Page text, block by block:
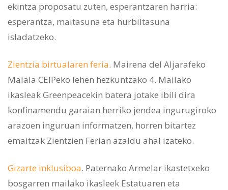
ekintza proposatu zuten, esperantzaren harria:
esperantza, maitasuna eta hurbiltasuna
isladatzeko.
Zientzia birtualaren feria. Mairena del Aljarafeko
Malala CEIPeko lehen hezkuntzako 4. Mailako
ikasleak Greenpeacekin batera jotake ibili dira
konfinamendu garaian herriko jendea ingurugiroko
arazoen inguruan informatzen, horren bitartez
emaitzak Zientzien Ferian azaldu ahal izateko.
Gizarte inklusiboa. Paternako Armelar ikastetxeko
bosgarren mailako ikasleek Estatuaren eta